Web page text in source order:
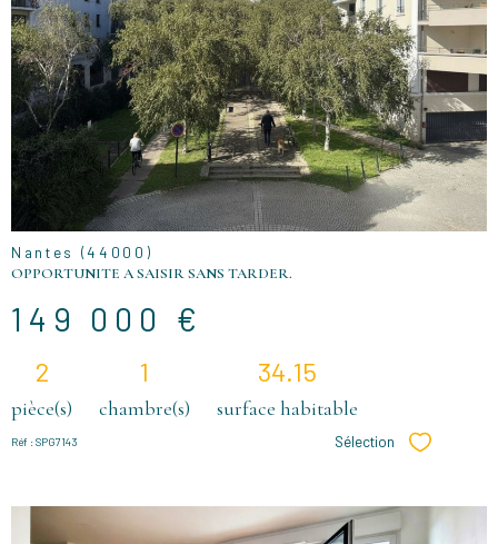
VOIR LE
BIEN
Nantes (44000)
OPPORTUNITE A SAISIR SANS TARDER.
149 000 €
2
pièce(s)
1
chambre(s)
34.15
surface habitable
Réf : SPG7143 Sélection